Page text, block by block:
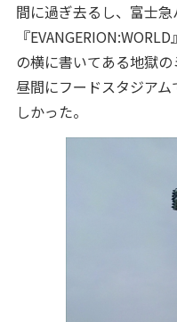
間に過ぎ去るし、富士
『
の横に書いてある地獄
昼間にフードスタジア
しかった。